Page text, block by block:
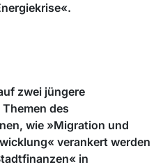
zwei jüngere
des
wie »Migration und
verankert werden
in